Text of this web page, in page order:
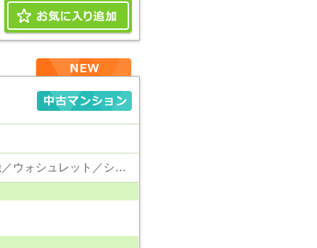
その他／公営水道／都市ガス／下水／追い焚き／シャンプードレッサー／浴室換気乾燥機／ウォシュレット／システムキッチン／食器洗浄乾燥器／浄水器／フローリング／オートロック／エレベータ／駐輪場／バイク置場／ペット相談